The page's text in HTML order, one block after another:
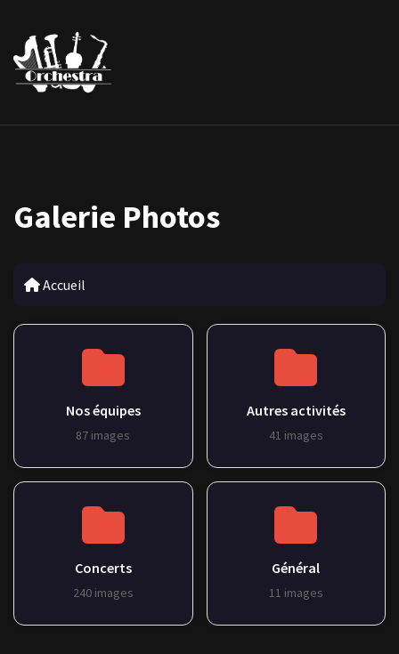
Galerie Photos
Accueil
Nos équipes
87 images
Autres activités
41 images
Concerts
240 images
Général
11 images